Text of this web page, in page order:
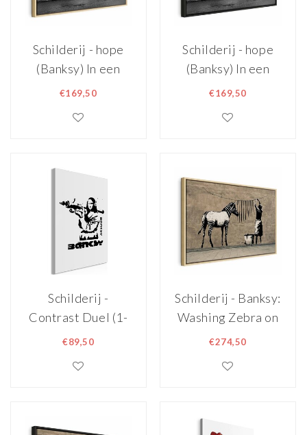
Schilderij - hope
(Banksy) In een
naturel houten lijst
€169,50
Schilderij - hope
(Banksy) In een
zwarte houten lijst
€169,50
Schilderij -
Contrast Duel (1-
part) - Banksy on
Lisa
€89,50
Schilderij - Banksy:
Washing Zebra on
Concrete (1 Part)
Naturel Houten
€274,50